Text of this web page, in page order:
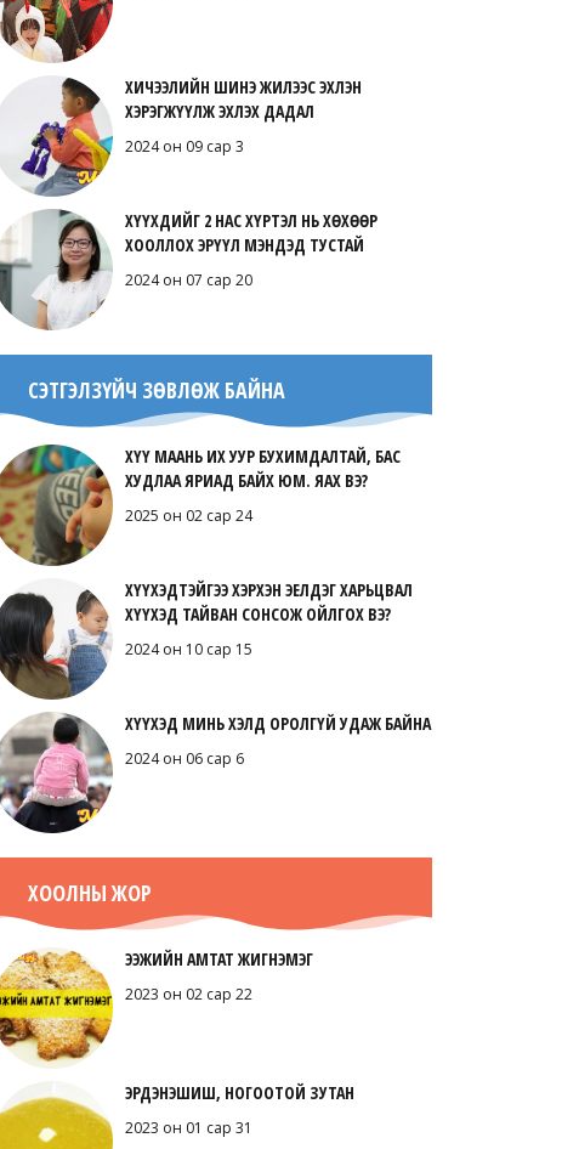
ХИЧЭЭЛИЙН ШИНЭ ЖИЛЭЭС ЭХЛЭН
ХЭРЭГЖҮҮЛЖ ЭХЛЭХ ДАДАЛ
2024 он 09 сар 3
ХҮҮХДИЙГ 2 НАС ХҮРТЭЛ НЬ ХӨХӨӨР
ХООЛЛОХ ЭРҮҮЛ МЭНДЭД ТУСТАЙ
2024 он 07 сар 20
СЭТГЭЛЗҮЙЧ ЗӨВЛӨЖ БАЙНА
ХҮҮ МААНЬ ИХ УУР БУХИМДАЛТАЙ, БАС
ХУДЛАА ЯРИАД БАЙХ ЮМ. ЯАХ ВЭ?
2025 он 02 сар 24
ХҮҮХЭДТЭЙГЭЭ ХЭРХЭН ЭЕЛДЭГ ХАРЬЦВАЛ
ХҮҮХЭД ТАЙВАН СОНСОЖ ОЙЛГОХ ВЭ?
2024 он 10 сар 15
ХҮҮХЭД МИНЬ ХЭЛД ОРОЛГҮЙ УДАЖ БАЙНА
2024 он 06 сар 6
ХООЛНЫ ЖОР
ЭЭЖИЙН АМТАТ ЖИГНЭМЭГ
2023 он 02 сар 22
ЭРДЭНЭШИШ, НОГООТОЙ ЗУТАН
2023 он 01 сар 31